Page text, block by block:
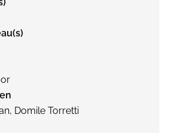
Domile Torretti